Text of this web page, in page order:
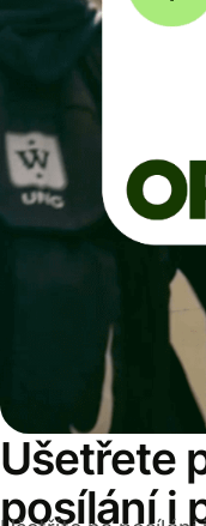
Ušetřete
posílání i